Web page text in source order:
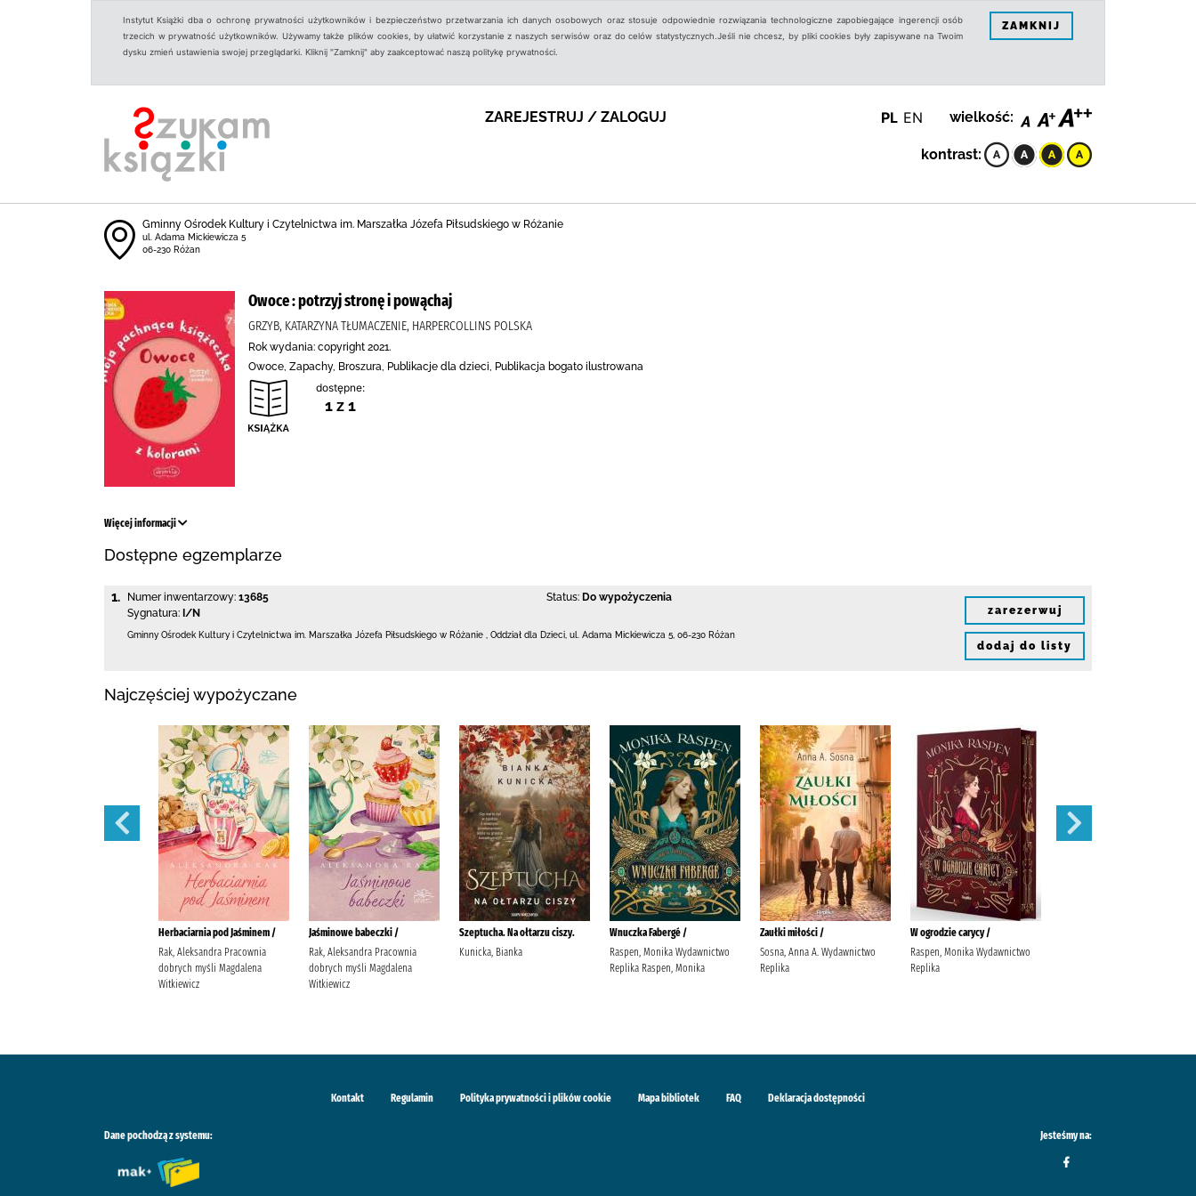
Instytut Książki dba o ochronę prywatności użytkowników i bezpieczeństwo przetwarzania ich danych osobowych oraz stosuje odpowiednie rozwiązania technologiczne zapobiegające ingerencji osób
trzecich w prywatność użytkowników. Używamy także plików cookies, by ułatwić korzystanie z naszych serwisów oraz do celów statystycznych.Jeśli nie chcesz, by pliki cookies były zapisywane na Twoim
dysku zmień ustawienia swojej przeglądarki. Kliknij "Zamknij" aby zaakceptować naszą politykę prywatności.
ZAMKNIJ
ZAREJESTRUJ / ZALOGUJ PL EN wielkość:
kontrast:
Gminny Ośrodek Kultury i Czytelnictwa im. Marszałka Józefa Piłsudskiego w Różanie
ul. Adama Mickiewicza 5
06-230 Różan
Owoce : potrzyj stronę i powąchaj
GRZYB, KATARZYNA TŁUMACZENIE, HARPERCOLLINS POLSKA
Rok wydania: copyright 2021.
Owoce, Zapachy, Broszura, Publikacje dla dzieci, Publikacja bogato ilustrowana
dostępne:
1 z 1
Więcej informacji
Dostępne egzemplarze
1. Numer inwentarzowy: 13685
Sygnatura: I/N
Status: Do wypożyczenia
Gminny Ośrodek Kultury i Czytelnictwa im. Marszałka Józefa Piłsudskiego w Różanie Oddział dla Dzieci, ul. Adama Mickiewicza 5 06-230 Różan
zarezerwuj
dodaj do listy
Najczęściej wypożyczane
Herbaciarnia pod Jaśminem /
Rak, Aleksandra Pracownia
dobrych myśli Magdalena
Witkiewicz
Jaśminowe babeczki /
Rak, Aleksandra Pracownia
dobrych myśli Magdalena
Witkiewicz
Szeptucha. Na ołtarzu ciszy.
Kunicka, Bianka
Wnuczka Fabergé /
Raspen, Monika Wydawnictwo
Replika Raspen, Monika
Zaułki miłości /
Sosna, Anna A. Wydawnictwo
Replika
W ogrodzie carycy /
Raspen, Monika Wydawnictwo
Replika
Kontakt Regulamin Polityka prywatności i plików cookie Mapa bibliotek FAQ Deklaracja dostępności
Dane pochodzą z systemu: Jesteśmy na: